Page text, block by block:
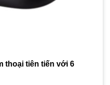
thoại tiên tiến với 6